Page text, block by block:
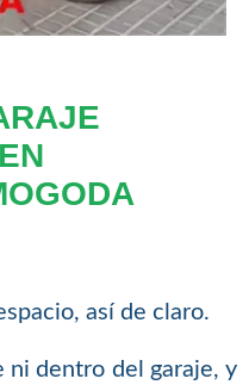
así de claro.
ni dentro del garaje, y